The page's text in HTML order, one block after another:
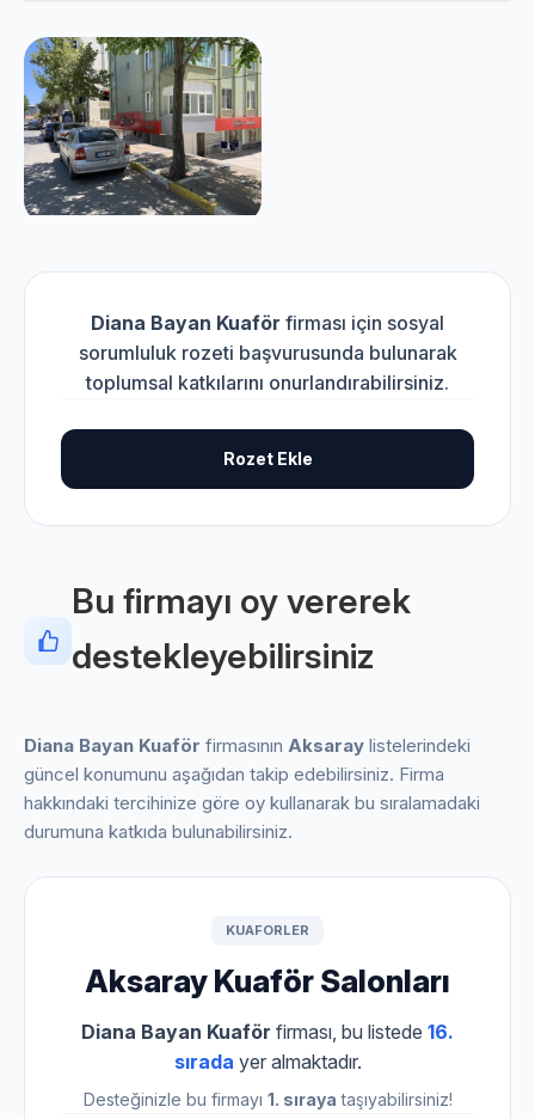
Diana Bayan Kuaför firması için sosyal
sorumluluk rozeti başvurusunda bulunarak
toplumsal katkılarını onurlandırabilirsiniz.
Rozet Ekle
Bu firmayı oy vererek
destekleyebilirsiniz
Diana Bayan Kuaför firmasının Aksaray listelerindeki
güncel konumunu aşağıdan takip edebilirsiniz. Firma
hakkındaki tercihinize göre oy kullanarak bu sıralamadaki
durumuna katkıda bulunabilirsiniz.
KUAFORLER
Aksaray Kuaför Salonları
Diana Bayan Kuaför firması, bu listede 16.
sırada yer almaktadır.
Desteğinizle bu firmayı 1. sıraya taşıyabilirsiniz!